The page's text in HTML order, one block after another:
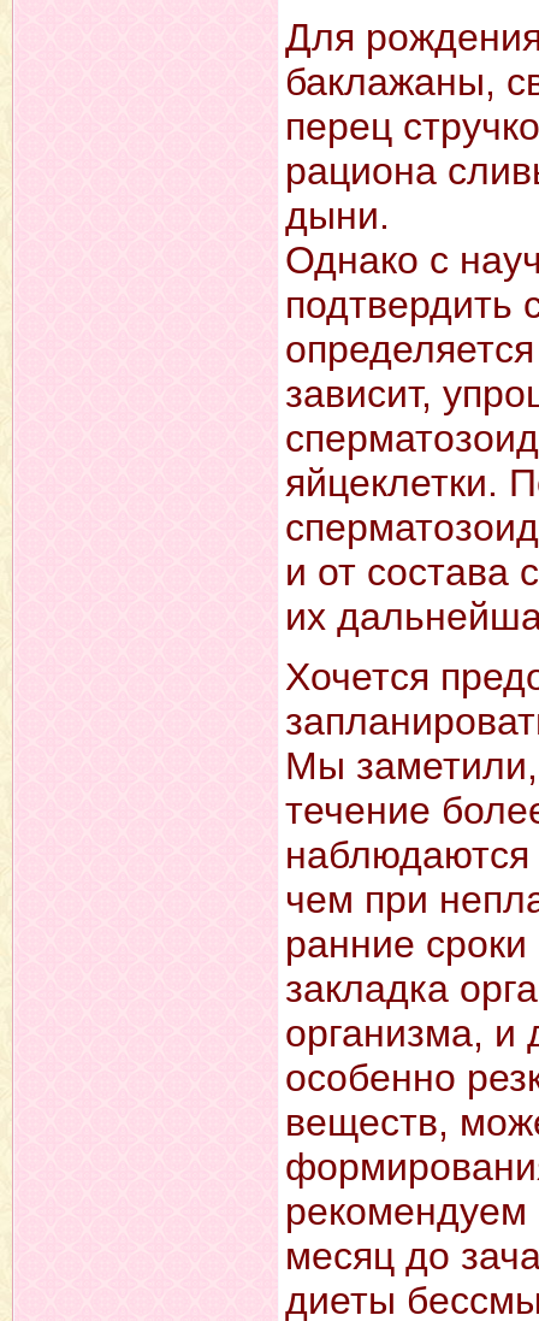
Для
баклажаны,
перец
рациона
дыни.
Однако с
подтвердить
зависит,
яйцеклетки.
и от состава
их
Хочется
Мы
течение
чем при
ранние
закладка
организма, и
особенно
веществ,
месяц до
диеты